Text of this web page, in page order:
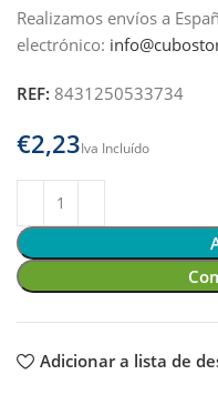
Realizamos envíos a
electrónico:
REF:8431250533734
€
Adicionar a lista de